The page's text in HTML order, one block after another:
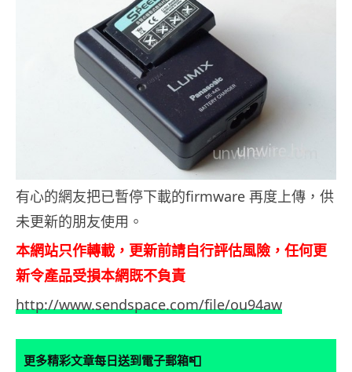
有心的網友把已暫停下載的firmware 再度上傳，供
未更新的朋友使用。
本網站只作轉載，更新前請自行評估風險，任何更
新令產品受損本網既不負責
http://www.sendspace.com/file/ou94aw
更多精彩文章每日送到電子郵箱📮